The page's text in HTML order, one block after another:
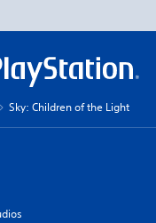
Sky: Children of the Light